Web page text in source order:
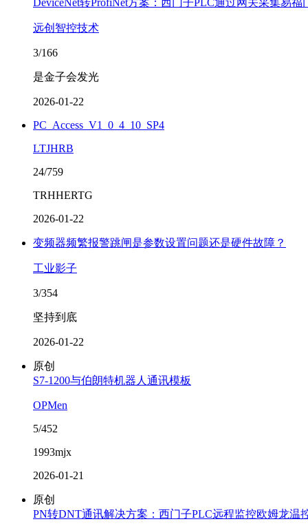
DeviceNet转ProfiNet方案：西门子PLC通过网关采集易
远创智控技术
3/166
是金子会发光
2026-01-22
PC_Access_V1_0_4_10_SP4
LTJHRB
24/759
TRHHERTG
2026-01-22
变频器频繁报警跳闸是参数设置问题还是硬件故障？
工业影子
3/354
坚持到底
2026-01-22
原创
S7-1200与伯朗特机器人通讯模板
OPMen
5/452
1993mjx
2026-01-21
原创
PN转DNT通讯解决方案：西门子PLC远程监控欧姆龙温